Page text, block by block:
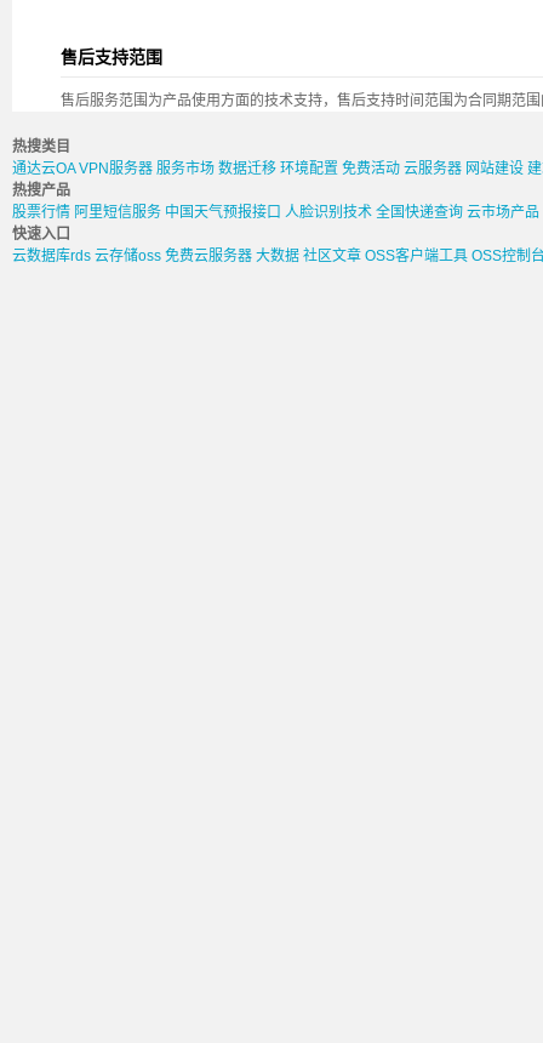
售后支持范围
售后服务范围为产品使用方面的技术支持，售后支持时间范围为合同期范
热搜类目
通达云OA VPN服务器 服务市场 数据迁移 环境配置 免费活动 云服务器 网站建设
热搜产品
股票行情 阿里短信服务 中国天气预报接口 人脸识别技术 全国快递查询 云市场产品
快速入口
云数据库rds 云存储oss 免费云服务器 大数据 社区文章 OSS客户端工具 OSS控制